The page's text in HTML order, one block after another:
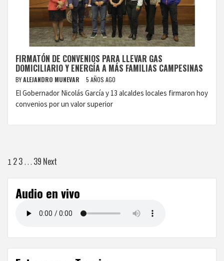
FIRMATÓN DE CONVENIOS PARA LLEVAR GAS
DOMICILIARIO Y ENERGÍA A MÁS FAMILIAS CAMPESINAS
BYALEJANDRO MUNEVAR 5 AÑOS AGO
El Gobernador Nicolás García y 13 alcaldes locales firmaron hoy
convenios por un valor superior
Paginación
de
entradas
1 23 … 39 Next
Audio en vivo